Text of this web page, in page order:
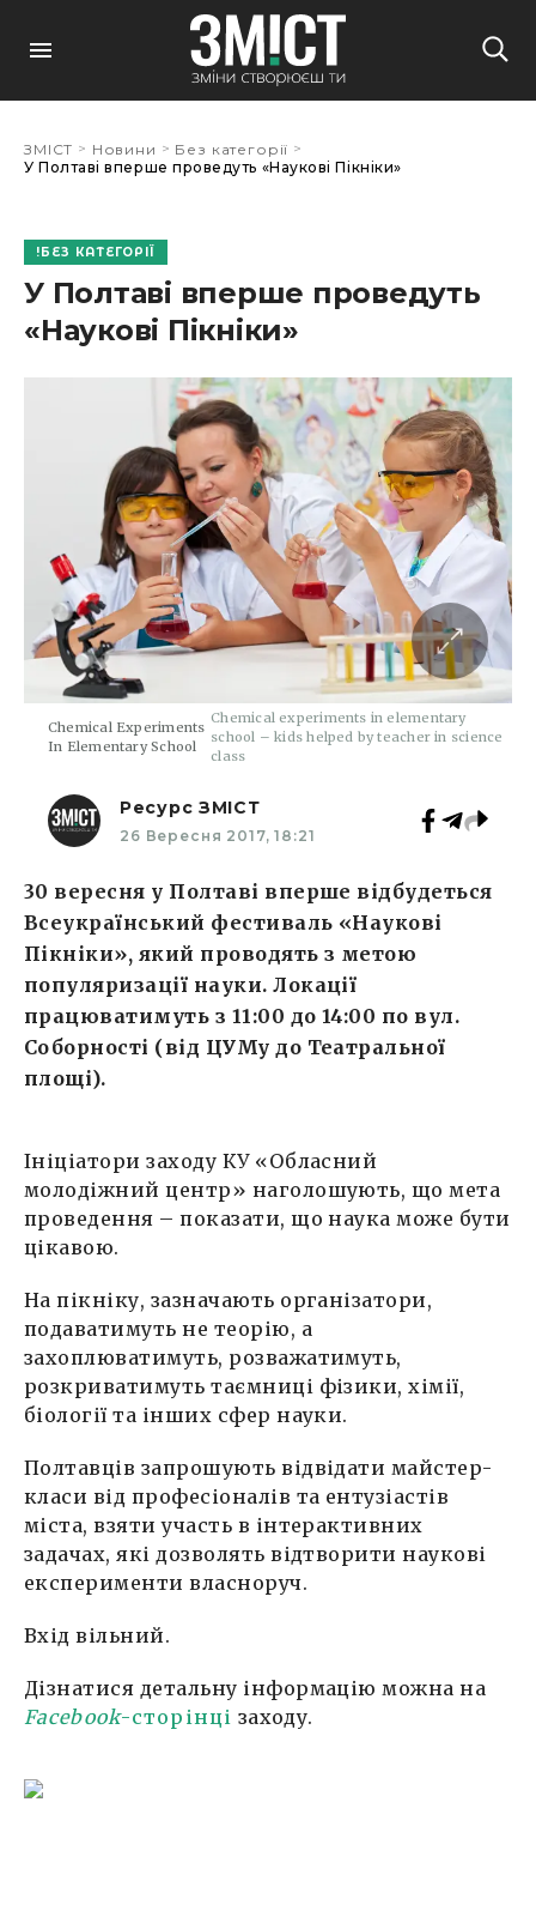
ЗМІСТ > Новини > Без категорії >
У Полтаві вперше проведуть «Наукові Пікніки»
БЕЗ КАТЕГОРІЇ
У Полтаві вперше проведуть
«Наукові Пікніки»
Chemical Experiments
In Elementary School
Chemical experiments in elementary
school – kids helped by teacher in science
class
Ресурс ЗМІСТ
26 Вересня 2017, 18:21
30 вересня у Полтаві вперше відбудеться
Всеукраїнський фестиваль «Наукові
Пікніки», який проводять з метою
популяризації науки. Локації
працюватимуть з 11:00 до 14:00 по вул.
Соборності (від ЦУМу до Театральної
площі).
Ініціатори заходу КУ «Обласний
молодіжний центр» наголошують, що мета
проведення – показати, що наука може бути
цікавою.
На пікніку, зазначають організатори,
подаватимуть не теорію, а
захоплюватимуть, розважатимуть,
розкриватимуть таємниці фізики, хімії,
біології та інших сфер науки.
Полтавців запрошують відвідати майстер-
класи від професіоналів та ентузіастів
міста, взяти участь в інтерактивних
задачах, які дозволять відтворити наукові
експерименти власноруч.
Вхід вільний.
Дізнатися детальну інформацію можна на
Facebook-сторінці заходу.